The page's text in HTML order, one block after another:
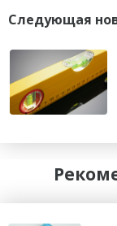
Следующая